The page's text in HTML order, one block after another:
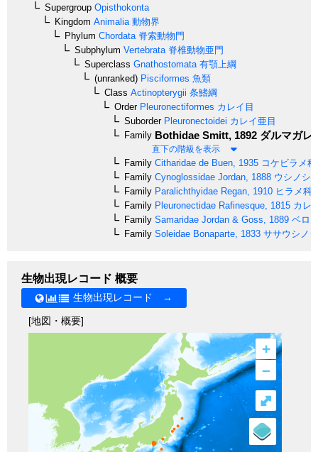
Supergroup Opisthokonta
Kingdom Animalia 動物界
Phylum Chordata 脊索動物門
Subphylum Vertebrata 脊椎動物亜門
Superclass Gnathostomata 有顎上綱
(unranked) Pisciformes 魚類
Class Actinopterygii 条鰭綱
OrderPleuronectiformes カレイ目
SuborderPleuronectoidei カレイ亜目
Family Bothidae Smitt, 1892 ダルマガレ
直下の階級を表示
Family Citharidae de Buen, 1935 コケビラメ科
Family Cynoglossidae Jordan, 1888 ウシノシ
Family Paralichthyidae Regan, 1910 ヒラメ科
Family Pleuronectidae Rafinesque, 1815 カレ
Family Samaridae Jordan & Goss, 1889 ベロ
Family Soleidae Bonaparte, 1833 ササウシノ
生物出現レコード 概要
生物出現レコード →
[地図・概要]
+
–
⤢